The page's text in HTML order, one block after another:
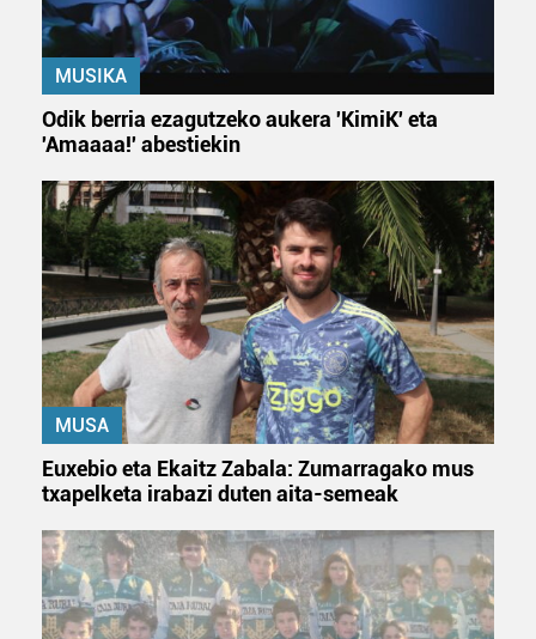
MUSIKA
Odik berria ezagutzeko aukera 'KimiK' eta
'Amaaaa!' abestiekin
MUSA
Euxebio eta Ekaitz Zabala: Zumarragako mus
txapelketa irabazi duten aita-semeak